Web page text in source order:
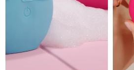
Malaysia
Mexiko